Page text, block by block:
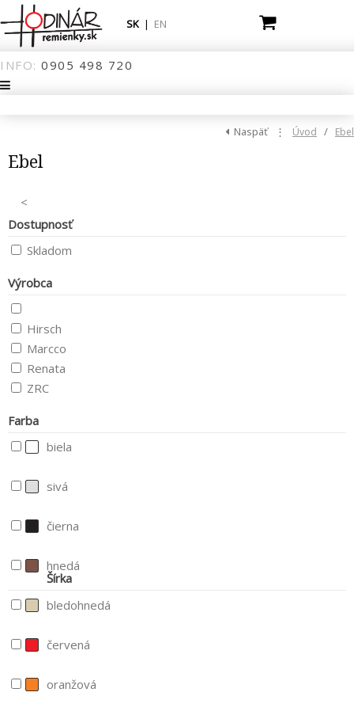
INFO: 0905 498 720
SK | EN
Naspäť ⋮ Úvod / Ebel
Ebel
<
Dostupnosť
Skladom
Výrobca
Hirsch
Marcco
Renata
ZRC
Farba
biela
sivá
čierna
hnedá
bledohnedá
červená
oranžová
Šírka